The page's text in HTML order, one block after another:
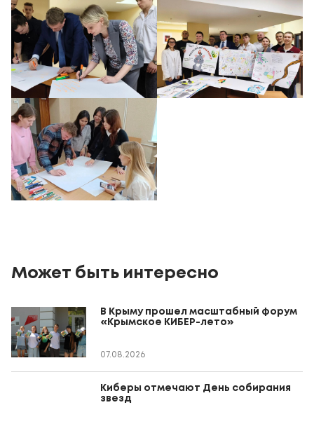
Может быть интересно
В Крыму прошел масштабный форум
«Крымское КИБЕР-лето»
07.08.2026
Киберы отмечают День собирания
звезд